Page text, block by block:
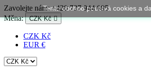
Zavolejte nám:+420 737 944 095
Měna:
CZK Kč 
CZK Kč
EUR €
Tento obchod používá cookies a